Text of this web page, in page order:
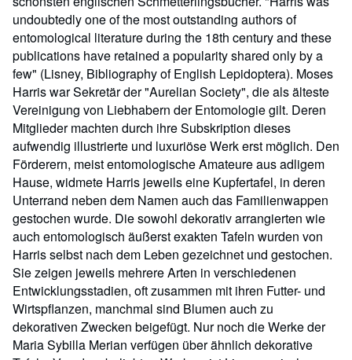
undoubtedly one of the most outstanding authors of
entomological literature during the 18th century and these
publications have retained a popularity shared only by a
few" (Lisney, Bibliography of English Lepidoptera). Moses
Harris war Sekretär der "Aurelian Society", die als älteste
Vereinigung von Liebhabern der Entomologie gilt. Deren
Mitglieder machten durch ihre Subskription dieses
aufwendig illustrierte und luxuriöse Werk erst möglich. Den
Förderern, meist entomologische Amateure aus adligem
Hause, widmete Harris jeweils eine Kupfertafel, in deren
Unterrand neben dem Namen auch das Familienwappen
gestochen wurde. Die sowohl dekorativ arrangierten wie
auch entomologisch äußerst exakten Tafeln wurden von
Harris selbst nach dem Leben gezeichnet und gestochen.
Sie zeigen jeweils mehrere Arten in verschiedenen
Entwicklungsstadien, oft zusammen mit ihren Futter- und
Wirtspflanzen, manchmal sind Blumen auch zu
dekorativen Zwecken beigefügt. Nur noch die Werke der
Maria Sybilla Merian verfügen über ähnlich dekorative